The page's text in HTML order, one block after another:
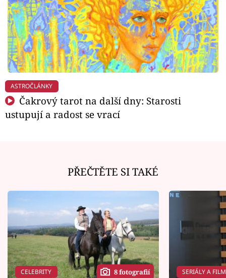
ASTROČLÁNKY
Čakrový tarot na další dny: Starosti
ustupují a radost se vrací
PŘEČTĚTE SI TAKÉ
CELEBRITY 8 fotografií SERIÁLY A